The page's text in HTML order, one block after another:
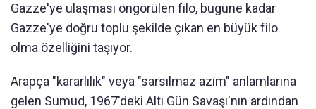
Gazze'ye ulaşması öngörülen filo, bugüne kadar
Gazze'ye doğru toplu şekilde çıkan en büyük filo
olma özelliğini taşıyor.
Arapça "kararlılık" veya "sarsılmaz azim" anlamlarına
gelen Sumud, 1967'deki Altı Gün Savaşı'nın ardından